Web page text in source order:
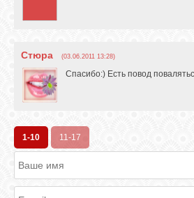
Стюра (03.06.2011 13:28)
Спасибо:) Есть повод
1-10 11-17